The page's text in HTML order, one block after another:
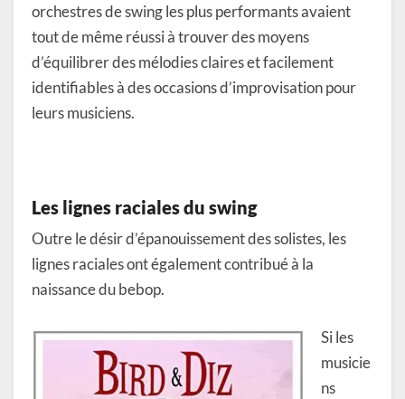
orchestres de swing les plus performants avaient
tout de même réussi à trouver des moyens
d’équilibrer des mélodies claires et facilement
identifiables à des occasions d’improvisation pour
leurs musiciens.
Les lignes raciales du swing
Outre le désir d’épanouissement des solistes, les
lignes raciales ont également contribué à la
naissance du bebop.
Si les
musicie
ns